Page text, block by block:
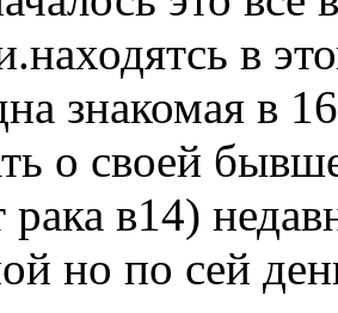
в
знакомая в
о своей
рака в14)
но по сей